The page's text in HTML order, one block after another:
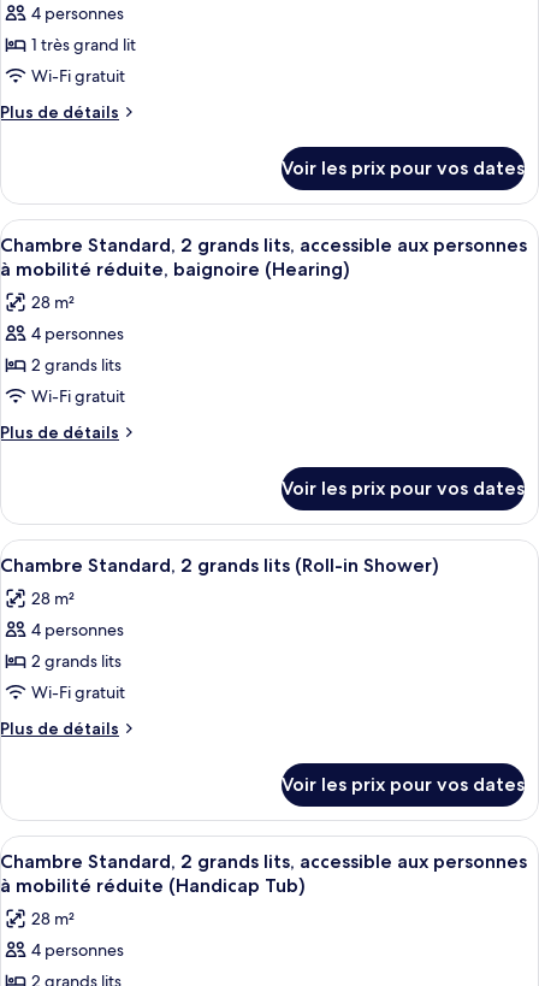
personnes
à
mobilité
réduite
Shower)
grand
lit,
aux
personnes
à
(Roll-
Shower)
ce
type
de
chambre :
Suite,
chambre,
accessible
aux
personnes
à
mobilité
réduite
(Hearing)
4 personnes
1 très grand lit
Wi-Fi gratuit
Plus de détails
Plus
le
type
de
chambre
chambre,
accessible
aux
personnes
mobilité
Voir les prix pour vos dates
Afficher
toutes
les
photos
pour
ce
type
de
Standard,
2
grands
lits,
accessible
aux
personnes
à
mobilité
(Hearing)
Une petite cuisine équipée d’un
5
Chambre Standard, 2 grands lits, accessible aux personnes
à mobilité réduite, baignoire (Hearing)
28 m²
4 personnes
2 grands lits
Wi-Fi gratuit
Plus de détails
Plus
le
type
de
Chambre
Standard,
grands
lits,
aux
réduite,
baignoire
(Hearing)
Voir les prix pour vos dates
Afficher
toutes
les
photos
pour
ce
type
de
Chambre
Standard,
2
grands
lits
(Roll-
in
Une petite cuisine équipée d’un four
3
Chambre Standard, 2 grands lits (Roll-in Shower)
28 m²
4 personnes
2 grands lits
Wi-Fi gratuit
Plus de détails
Plus
le
type
de
chambre
Standard,
2
grands
Voir les prix pour vos dates
Afficher
toutes
les
photos
pour
Une petite cuisine équipée d’un four
5
Chambre Standard, 2 grands lits, accessible aux personnes
à mobilité réduite (Handicap Tub)
28 m²
4 personnes
2 grands lits